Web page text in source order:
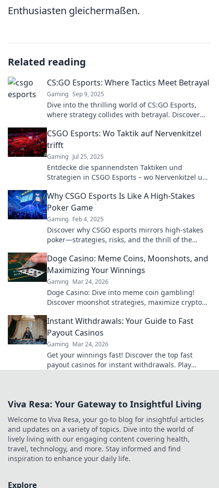
Enthusiasten gleichermaßen.
Related reading
CS:GO Esports: Where Tactics Meet Betrayal
Gaming Sep 9, 2025
Dive into the thrilling world of CS:GO Esports,
where strategy collides with betrayal. Discover
CSGO Esports: Wo Taktik auf Nervenkitzel
trifft
Gaming Jul 25, 2025
Entdecke die spannendsten Taktiken und
Strategien in CSGO Esports – wo Nervenkitzel und
Why CSGO Esports Is Like A High-Stakes
Poker Game
Gaming Feb 4, 2025
Discover why CSGO esports mirrors high-stakes
poker—strategies, risks, and the thrill of the
Doge Casino: Meme Coins, Moonshots, and
Maximizing Your Winnings
Gaming Mar 24, 2026
Doge Casino: Dive into meme coin gambling!
Discover moonshot strategies, maximize crypto
Instant Withdrawals: Your Guide to Fast
Payout Casinos
Gaming Mar 24, 2026
Get your winnings fast! Discover the top fast
payout casinos for instant withdrawals. Play
Viva Resa: Your Gateway to Insightful Living
Welcome to Viva Resa, your go-to blog for insightful articles
and updates on a variety of topics. Dive into the world of
lively living with our engaging content covering health,
travel, technology, and more. Stay informed and find
inspiration to enhance your daily life.
Explore